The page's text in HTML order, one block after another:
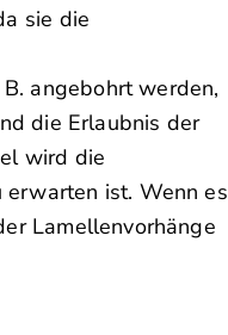
sie die
angebohrt werden,
die Erlaubnis der
wird die
erwarten ist. Wenn es
Lamellenvorhänge